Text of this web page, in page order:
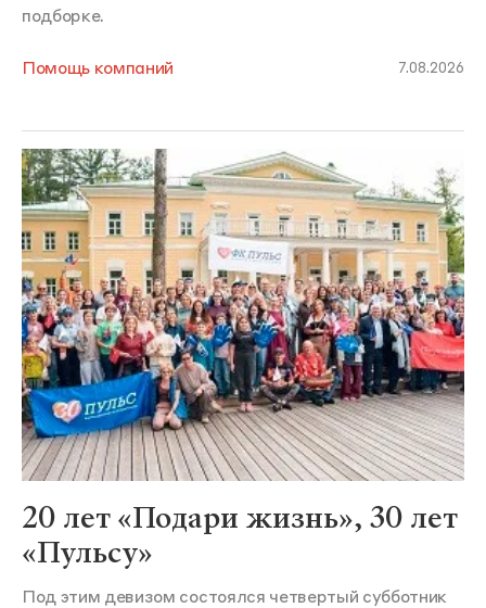
подборке.
Помощь компаний 7.08.2026
20 лет «Подари жизнь», 30 лет
«Пульсу»
Под этим девизом состоялся четвертый субботник